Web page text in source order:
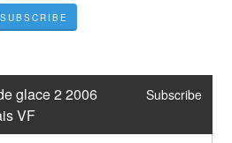
SUBSCRIBE
glace 2 2006
VF
Subscribe